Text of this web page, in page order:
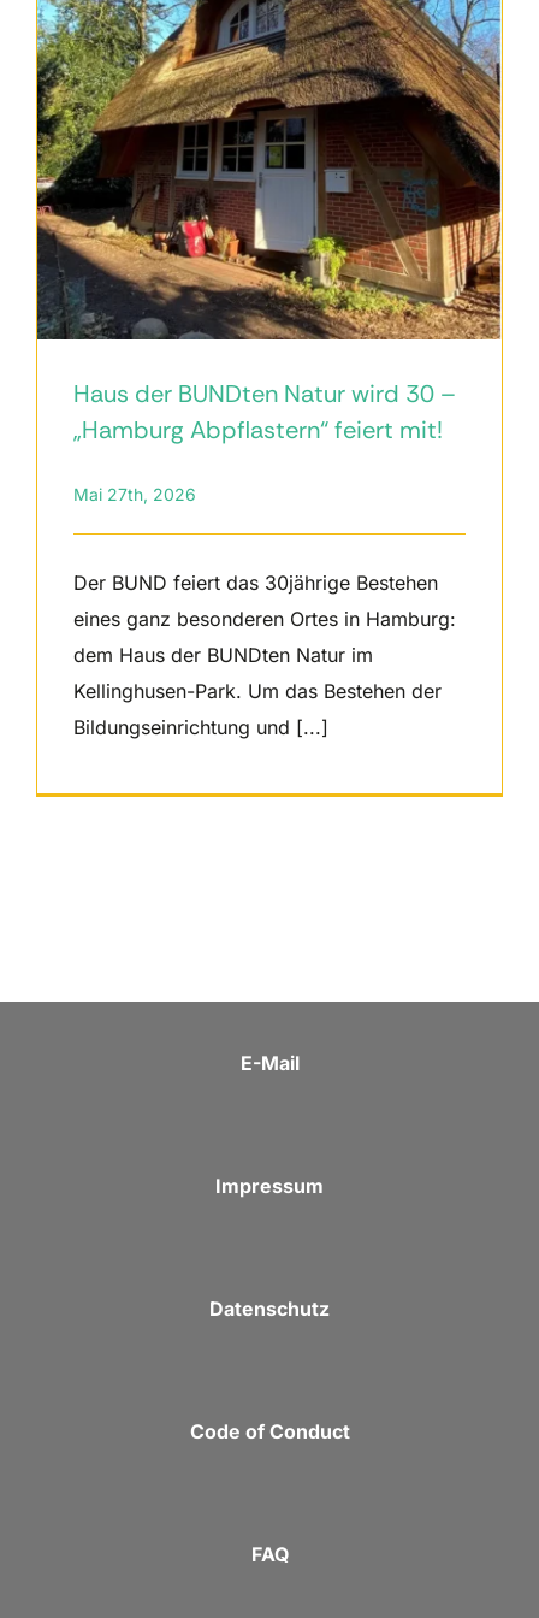
Kontakt
Haus der BUNDten Natur wird 30 –
„Hamburg Abpflastern“ feiert mit!
Mai 27th, 2026
Der BUND feiert das 30jährige Bestehen
eines ganz besonderen Ortes in Hamburg:
dem Haus der BUNDten Natur im
Kellinghusen-Park. Um das Bestehen der
Bildungseinrichtung und [...]
E-Mail
Impressum
Datenschutz
Code of Conduct
FAQ